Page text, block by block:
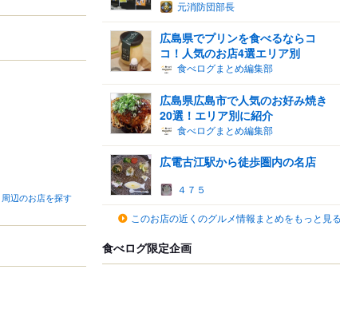
周辺のお店を探す
元消防団部長
広島県でプリンを食べるならコ
コ！人気のお店4選エリア別
食べログまとめ編集部
広島県広島市で人気のお好み焼き
20選！エリア別に紹介
食べログまとめ編集部
広電古江駅から徒歩圏内の名店
４７５
このお店の近くのグルメ情報まとめをもっと見る
食べログ限定企画